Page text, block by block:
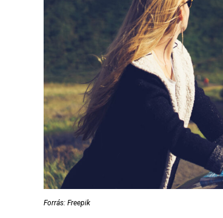
Forrás: Freepik